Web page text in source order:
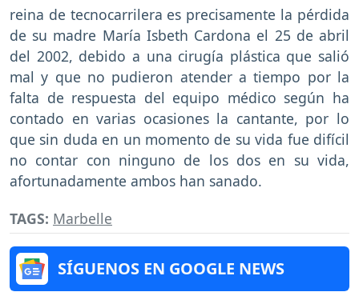
reina de tecnocarrilera es precisamente la pérdida
de su madre María Isbeth Cardona el 25 de abril
del 2002, debido a una cirugía plástica que salió
mal y que no pudieron atender a tiempo por la
falta de respuesta del equipo médico según ha
contado en varias ocasiones la cantante, por lo
que sin duda en un momento de su vida fue difícil
no contar con ninguno de los dos en su vida,
afortunadamente ambos han sanado.
TAGS: Marbelle
SÍGUENOS EN GOOGLE NEWS